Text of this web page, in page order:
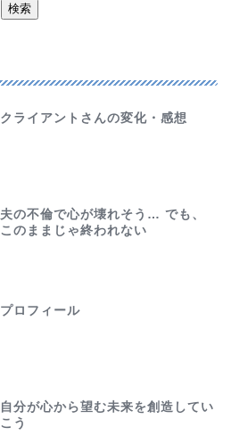
検索
クライアントさんの変化・感想
夫の不倫で心が壊れそう… でも、
このままじゃ終われない
プロフィール
自分が心から望む未来を創造してい
こう